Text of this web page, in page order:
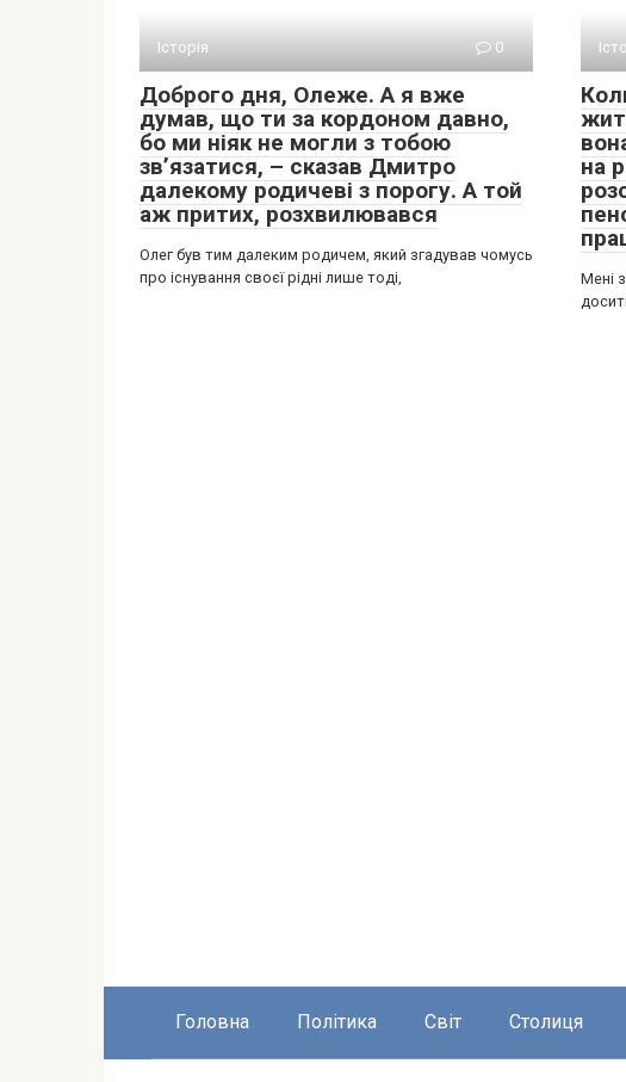
Історія 0
Доброго дня, Олеже. А я вже
думав, що ти за кордоном давно,
бо ми ніяк не могли з тобою
зв’язатися, – сказав Дмитро
далекому родичеві з порогу. А той
аж притих, розхвилювався
Олег був тим далеким родичем, який згадував чомусь
про існування своєї рідні лише тоді,
на
Мені
Головна Політика Світ Столиця